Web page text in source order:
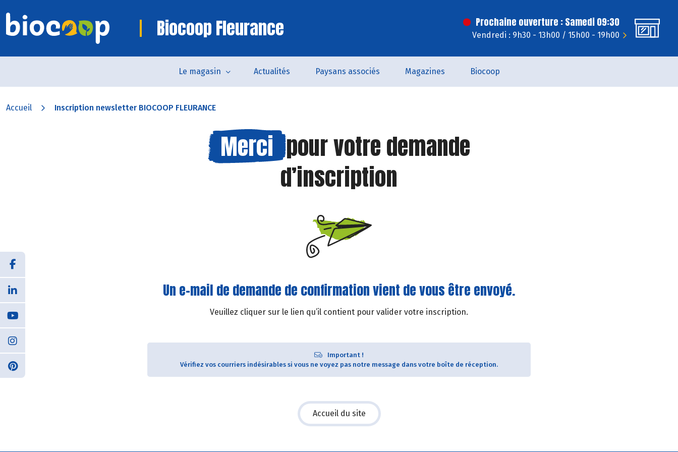
Biocoop Fleurance Prochaine ouverture : Samedi 09:30
Vendredi : 9h30 - 13h00 / 15h00 - 19h00
Le magasin Actualités Paysans associés Magazines Biocoop
Accueil Inscription newsletter BIOCOOP FLEURANCE
Merci pour votre demande
d’inscription
Un e-mail de demande de confirmation vient de vous être envoyé.
Veuillez cliquer sur le lien qu’il contient pour valider votre inscription.
Important !
Vérifiez vos courriers indésirables si vous ne voyez pas notre message dans votre boîte de réception.
Accueil du site